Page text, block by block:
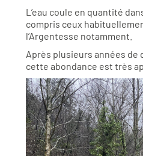
L’eau coule en quantité
compris ceux
l’Argentesse notamment.
Après plusieurs années
cette abondance est très